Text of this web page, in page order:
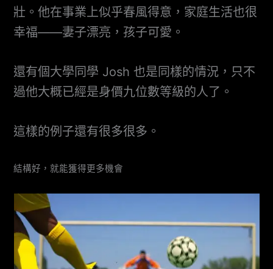
壯。他在事業上似乎春風得意，家庭生活也很
幸福——妻子漂亮，孩子可愛。
還有個大學同學 Josh 也是同樣的情況，只不
過他大概已經是身價九位數等級的人了。
這樣的例子還有很多很多。
結構好，就能獲得更多機會